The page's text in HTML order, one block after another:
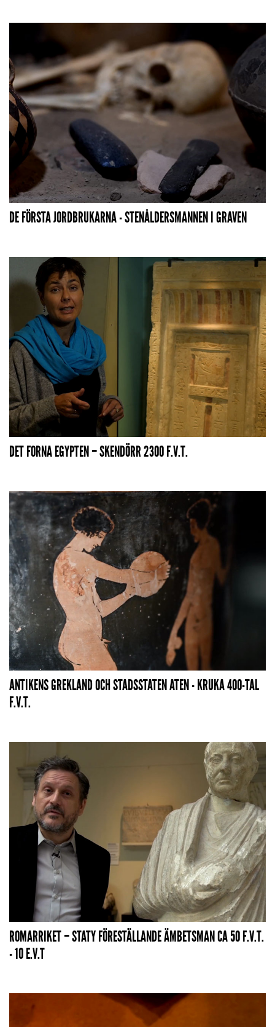
DE FÖRSTA JORDBRUKARNA - STENÅLDERSMANNEN I GRAVEN
DET FORNA EGYPTEN – SKENDÖRR 2300 F.V.T.
ANTIKENS GREKLAND OCH STADSSTATEN ATEN - KRUKA 400-TAL
F.V.T.
ROMARRIKET – STATY FÖRESTÄLLANDE ÄMBETSMAN CA 50 F.V.T.
- 10 E.V.T